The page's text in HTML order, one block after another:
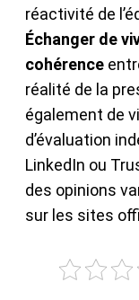
réactivité de
Échanger de
cohérence
réalité de la
également de
d’évaluation
LinkedIn ou
des opinions
sur les sites